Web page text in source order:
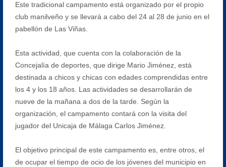
Este tradicional campamento está organizado por el propio
club manilveño y se llevará a cabo del 24 al 28 de junio en el
pabellón de Las Viñas.
Esta actividad, que cuenta con la colaboración de la
Concejalía de deportes, que dirige Mario Jiménez, está
destinada a chicos y chicas con edades comprendidas entre
los 4 y los 18 años. Las actividades se desarrollarán de
nueve de la mañana a dos de la tarde. Según la
organización, el campamento contará con la visita del
jugador del Unicaja de Málaga Carlos Jiménez.
El objetivo principal de este campamento es, entre otros, el
de ocupar el tiempo de ocio de los jóvenes del municipio en